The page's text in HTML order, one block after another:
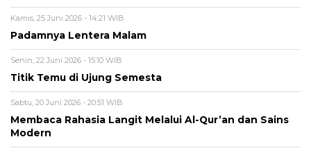
Kamis, 25 Juni 2026 - 14:21 WIB
Padamnya Lentera Malam
Senin, 22 Juni 2026 - 15:10 WIB
Titik Temu di Ujung Semesta
Sabtu, 20 Juni 2026 - 20:51 WIB
Membaca Rahasia Langit Melalui Al-Qur’an dan Sains
Modern